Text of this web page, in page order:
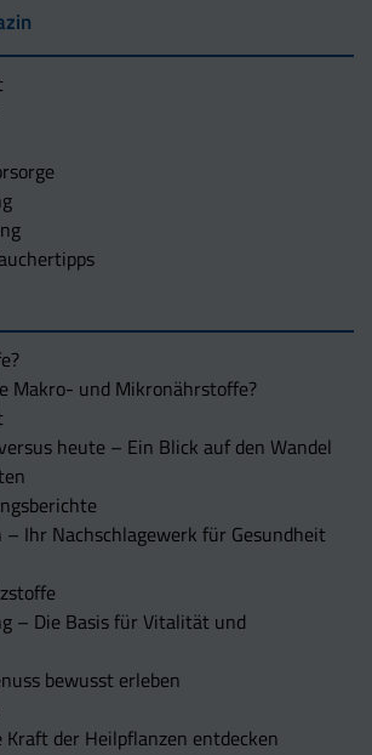
Makro- und Mikronährstoffe?
heute – Ein Blick auf den Wandel
Ihr Nachschlagewerk für Gesundheit
– Die Basis für Vitalität und
bewusst erleben
der Heilpflanzen entdecken